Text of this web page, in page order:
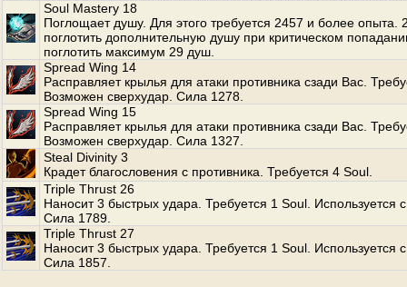
Soul Mastery 18
Поглощает душу. Для этого требуется 2457 и более опыта.
поглотить дополнительную душу при критическом
поглотить максимум 29 душ.
Spread Wing 14
Расправляет крылья для атаки противника сзади Вас.
Возможен сверхудар. Сила 1278.
Spread Wing 15
Расправляет крылья для атаки противника сзади Вас.
Возможен сверхудар. Сила 1327.
Steal Divinity 3
Крадет благословения с противника. Требуется 4 Soul.
Triple Thrust 26
Наносит 3 быстрых удара. Требуется 1 Soul. Используется
Сила 1789.
Triple Thrust 27
Наносит 3 быстрых удара. Требуется 1 Soul. Используется
Сила 1857.